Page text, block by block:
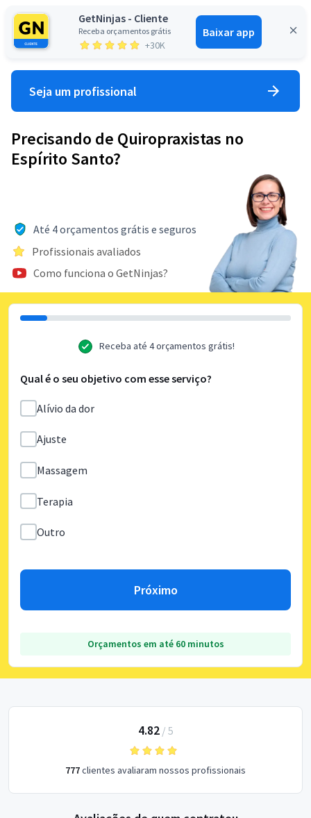
GetNinjas - Cliente
Receba orçamentos grátis
+30K
Baixar app
Entrar
Seja um profissional
Precisando de Quiropraxistas no
Espírito Santo?
Até 4 orçamentos grátis e seguros
Profissionais avaliados
Como funciona o GetNinjas?
Receba até 4 orçamentos grátis!
Qual é o seu objetivo com esse serviço?
Alívio da dor
Ajuste
Massagem
Terapia
Outro
Próximo
Orçamentos em até 60 minutos
4.82/ 5
777clientes avaliaram nossos profissionais